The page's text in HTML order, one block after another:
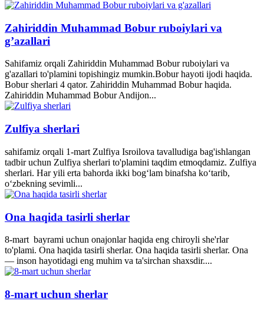
Zahiriddin Muhammad Bobur ruboiylari va
g’azallari
Sahifamiz orqali Zahiriddin Muhammad Bobur ruboiylari va
g'azallari to'plamini topishingiz mumkin.Bobur hayoti ijodi haqida.
Bobur sherlari 4 qator. Zahiriddin Muhammad Bobur haqida.
Zahiriddin Muhammad Bobur Andijon...
Zulfiya sherlari
sahifamiz orqali 1-mart Zulfiya Isroilova tavalludiga bag'ishlangan
tadbir uchun Zulfiya sherlari to'plamini taqdim etmoqdamiz. Zulfiya
sherlari. Har yili erta bahorda ikki bogʻlam binafsha koʻtarib,
oʻzbekning sevimli...
Ona haqida tasirli sherlar
8-mart bayrami uchun onajonlar haqida eng chiroyli she'rlar
to'plami. Ona haqida tasirli sherlar. Ona haqida tasirli sherlar. Ona
— inson hayotidagi eng muhim va ta'sirchan shaxsdir....
8-mart uchun sherlar